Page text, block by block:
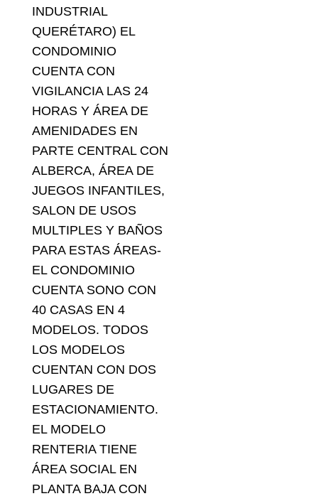
INDUSTRIAL
QUERÉTARO) EL
CONDOMINIO
CUENTA CON
VIGILANCIA LAS 24
HORAS Y ÁREA DE
AMENIDADES EN
PARTE CENTRAL CON
ALBERCA, ÁREA DE
JUEGOS INFANTILES,
SALON DE USOS
MULTIPLES Y BAÑOS
PARA ESTAS ÁREAS-
EL CONDOMINIO
CUENTA SONO CON
40 CASAS EN 4
MODELOS. TODOS
LOS MODELOS
CUENTAN CON DOS
LUGARES DE
ESTACIONAMIENTO.
EL MODELO
RENTERIA TIENE
ÁREA SOCIAL EN
PLANTA BAJA CON